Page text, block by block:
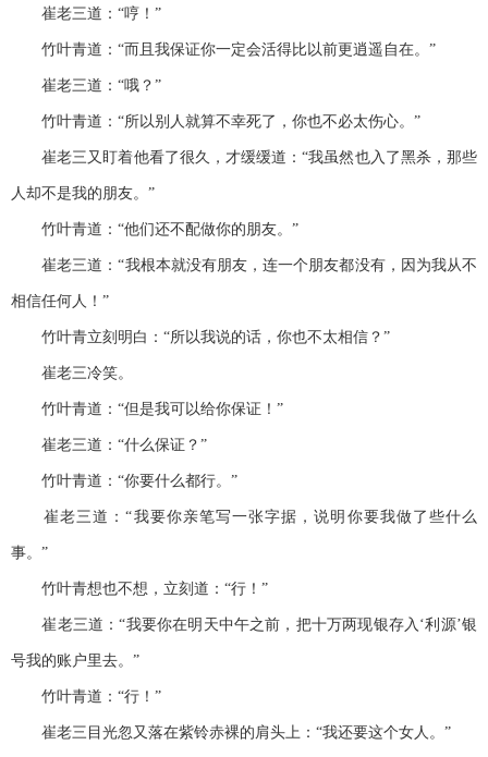
崔老三道：“哼！”
竹叶青道：“而且我保证你一定会活得比以前更逍遥自在。”
崔老三道：“哦？”
竹叶青道：“所以别人就算不幸死了，你也不必太伤心。”
崔老三又盯着他看了很久，才缓缓道：“我虽然也入了黑杀，那些
人却不是我的朋友。”
竹叶青道：“他们还不配做你的朋友。”
崔老三道：“我根本就没有朋友，连一个朋友都没有，因为我从不
相信任何人！”
竹叶青立刻明白：“所以我说的话，你也不太相信？”
崔老三冷笑。
竹叶青道：“但是我可以给你保证！”
崔老三道：“什么保证？”
竹叶青道：“你要什么都行。”
崔老三道：“我要你亲笔写一张字据，说明你要我做了些什么
事。”
竹叶青想也不想，立刻道：“行！”
崔老三道：“我要你在明天中午之前，把十万两现银存入‘利源’银
号我的账户里去。”
竹叶青道：“行！”
崔老三目光忽又落在紫铃赤裸的肩头上：“我还要这个女人。”